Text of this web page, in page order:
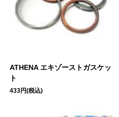
ATHENA エキゾーストガスケッ
ト
433円(税込)